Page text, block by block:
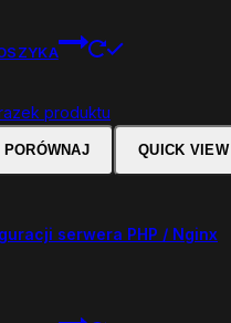
PORÓWNAJ QUICK VIEW
serwera PHP / Nginx